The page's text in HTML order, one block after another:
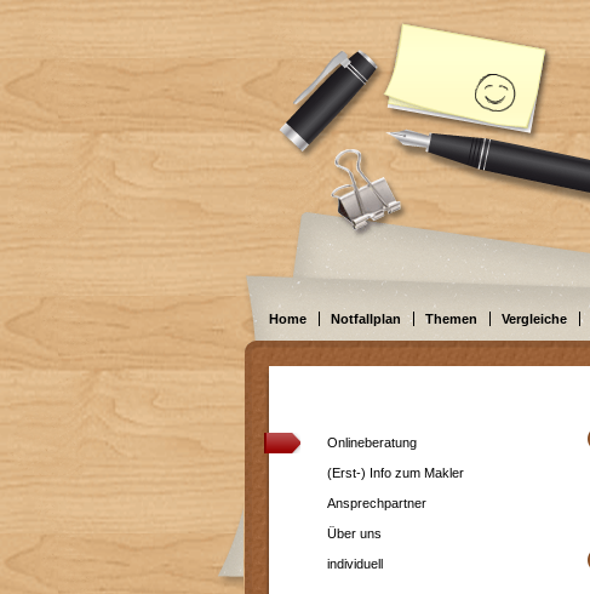
Home Notfallplan Themen Vergleiche
Onlineberatung
(Erst-) Info zum Makler
Ansprechpartner
Über uns
individuell